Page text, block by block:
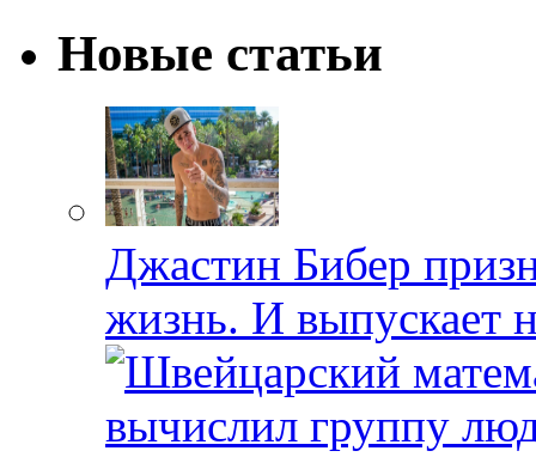
Новые статьи
Джастин Бибер
жизнь. И выпускает